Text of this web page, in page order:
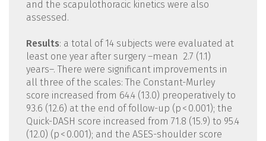
and the scapulothoracic kinetics were also
assessed.
Results: a total of 14 subjects were evaluated at
least one year after surgery –mean 2.7 (1.1)
years–. There were significant improvements in
all three of the scales: The Constant-Murley
score increased from 64.4 (13.0) preoperatively to
93.6 (12.6) at the end of follow-up (p < 0.001); the
Quick-DASH score increased from 71.8 (15.9) to 95.4
(12.0) (p < 0.001); and the ASES-shoulder score